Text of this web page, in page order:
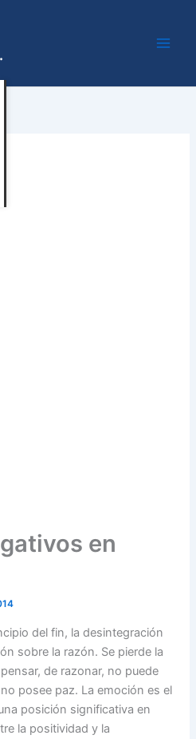
en
del fin, la desintegración
sobre la razón. Se pierde la
de razonar, no puede
posee paz. La emoción es el
posición significativa en
la positividad y la